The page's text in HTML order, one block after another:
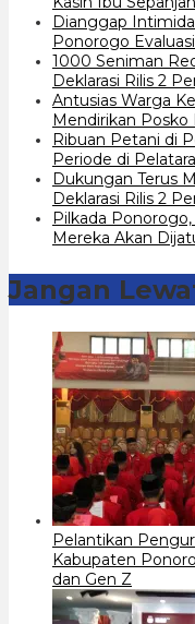
Dianggap
Ponorogo
1000 Seniman
Deklarasi Rilis 2
Antusias Warga
Mendirikan Posko
Ribuan Petani di
Periode di
Dukungan Terus
Deklarasi Rilis 2
Pilkada
Mereka Akan
Jangan
Pelantikan
Kabupaten
dan Gen Z